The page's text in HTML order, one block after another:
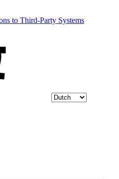
to Third-Party Systems